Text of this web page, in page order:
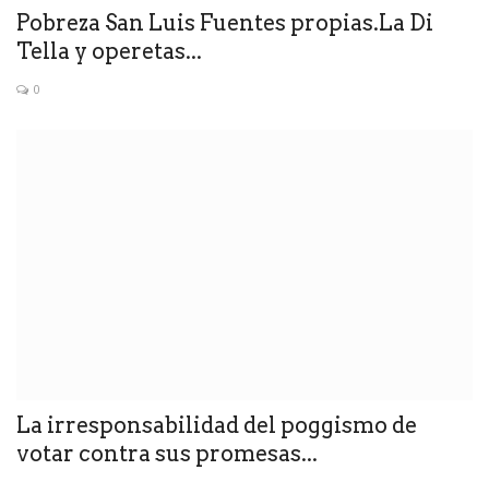
Pobreza San Luis Fuentes propias.La Di
Tella y operetas...
0
La irresponsabilidad del poggismo de
votar contra sus promesas...